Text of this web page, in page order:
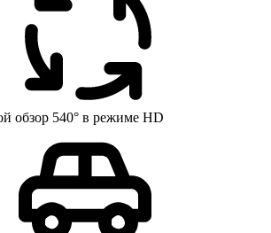
обзор 540° в режиме HD